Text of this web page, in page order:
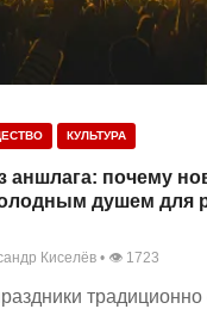
КУЛЬТУРА
аншлага: почему
душем для
Киселёв • 👁 1723
традиционно